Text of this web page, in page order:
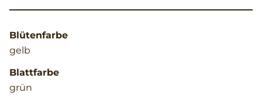
Blütenfarbe
gelb
Blattfarbe
grün